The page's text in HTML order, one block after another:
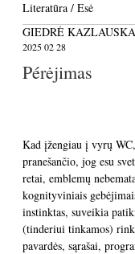
Literatūra / Esė
GIEDRĖ
2025 02 28
Pérėjimas
Kad įžengiau į vyrų
pranešančio, jog esu
retai, emblemų
kognityviniais
instinktas, suveikia
(tinderiui tinkamos)
pavardės, sąrašai,